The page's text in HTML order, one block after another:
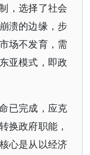
，选择了社会
溃的边缘，步
场不发育，需
亚模式，即政
已完成，应克
换政府职能，
心是从以经济